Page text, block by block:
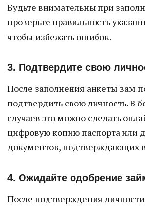
Будьте внимательны при
проверьте правильность
чтобы избежать ошибок.
3. Подтвердите свою
После заполнения анкеты вам
подтвердить свою личность. В
случаев это можно сделать
цифровую копию паспорта или
документов, подтверждающих
4. Ожидайте одобрение
После подтверждения